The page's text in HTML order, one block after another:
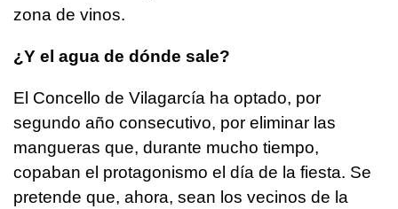
zona de vinos.
¿Y el agua de dónde sale?
El Concello de Vilagarcía ha optado, por
segundo año consecutivo, por eliminar las
mangueras que, durante mucho tiempo,
copaban el protagonismo el día de la fiesta. Se
pretende que, ahora, sean los vecinos de la